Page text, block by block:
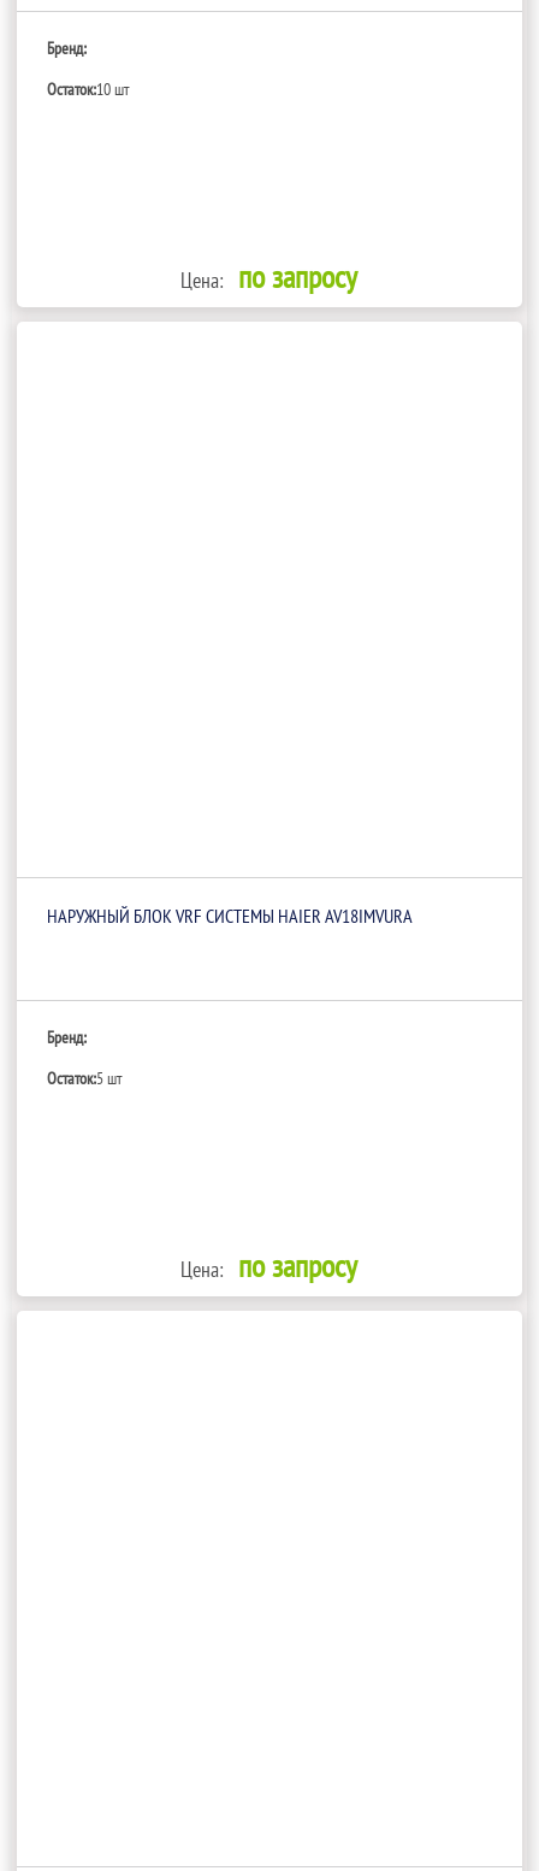
Бренд:
Остаток:10 шт
Цена: по запросу
НАРУЖНЫЙ БЛОК VRF СИСТЕМЫ HAIER AV18IMVURA
Бренд:
Остаток:5 шт
Цена: по запросу